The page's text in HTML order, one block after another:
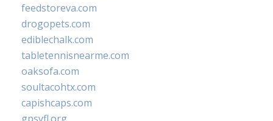
feedstoreva.com
drogopets.com
ediblechalk.com
tabletennisnearme.com
oaksofa.com
soultacohtx.com
capishcaps.com